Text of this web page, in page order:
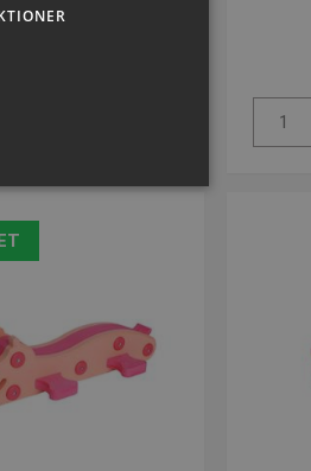
kan inte användas